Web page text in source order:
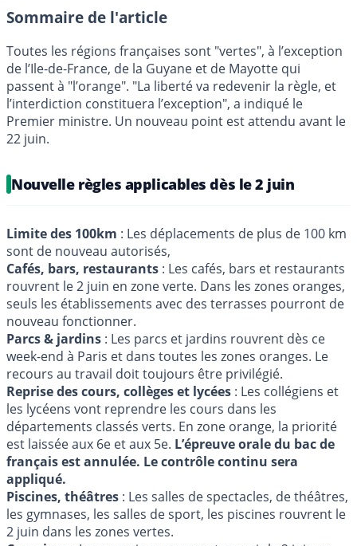
Sommaire de l'article
Toutes les régions françaises sont "vertes", à l’exception
de l’Ile-de-France, de la Guyane et de Mayotte qui
passent à "l’orange". "La liberté va redevenir la règle, et
l’interdiction constituera l’exception", a indiqué le
Premier ministre. Un nouveau point est attendu avant le
22 juin.
Nouvelle règles applicables dès le 2 juin
Limite des 100km : Les déplacements de plus de 100 km
sont de nouveau autorisés,
Cafés, bars, restaurants : Les cafés, bars et restaurants
rouvrent le 2 juin en zone verte. Dans les zones oranges,
seuls les établissements avec des terrasses pourront de
nouveau fonctionner.
Parcs & jardins : Les parcs et jardins rouvrent dès ce
week-end à Paris et dans toutes les zones oranges. Le
recours au travail doit toujours être privilégié.
Reprise des cours, collèges et lycées : Les collégiens et
les lycéens vont reprendre les cours dans les
départements classés verts. En zone orange, la priorité
est laissée aux 6e et aux 5e. L’épreuve orale du bac de
français est annulée. Le contrôle continu sera
appliqué.
Piscines, théâtres : Les salles de spectacles, de théâtres,
les gymnases, les salles de sport, les piscines rouvrent le
2 juin dans les zones vertes.